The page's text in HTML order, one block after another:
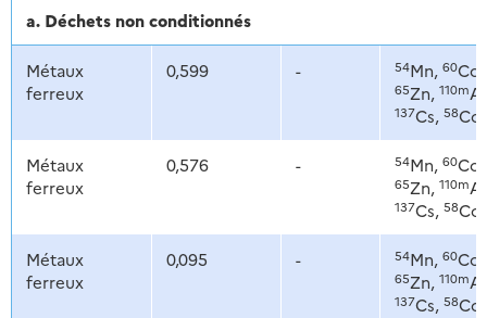
a. Déchets non conditionnés
Métaux
ferreux
0,599 - 54Mn, 60Co,
65Zn, 110m
137Cs, 58Co
Métaux
ferreux
0,576 - 54Mn, 60Co,
65Zn, 110m
137Cs, 58Co
Métaux
ferreux
0,095 - 54Mn, 60Co,
65Zn, 110m
137Cs, 58Co